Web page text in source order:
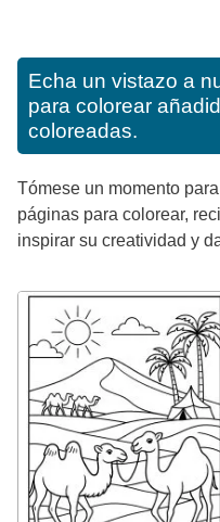
Echa un vistazo a
para colorear
coloreadas.
Tómese un momento
páginas para colorear,
inspirar su creatividad y